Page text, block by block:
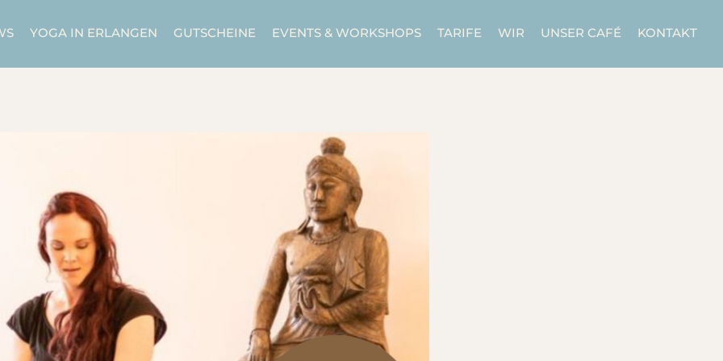
YOGA IN ERLANGEN GUTSCHEINE EVENTS & WORKSHOPS TARIFE WIR UNSER CAFÉ KONTAKT